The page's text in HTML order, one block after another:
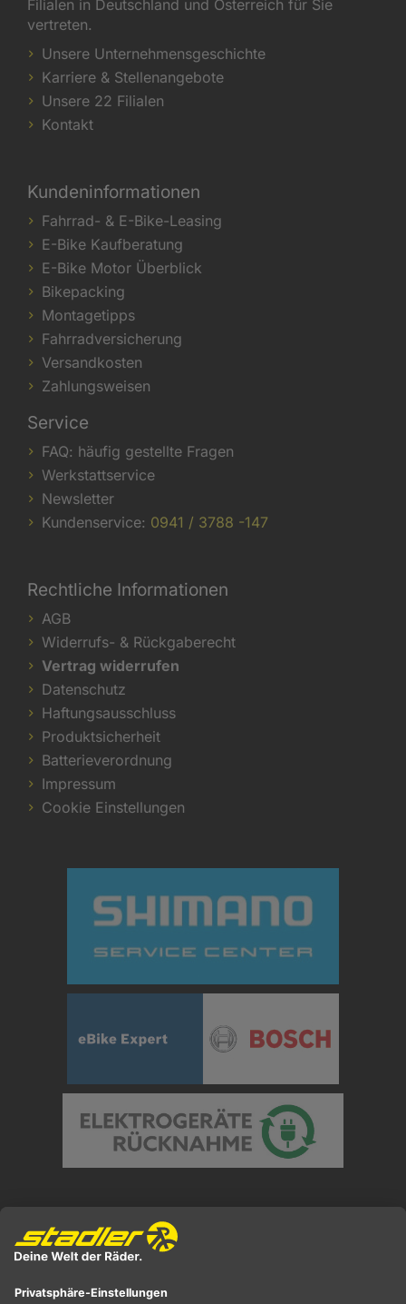
Filialen in Deutschland und Österreich für Sie
vertreten.
Unsere Unternehmensgeschichte
Karriere & Stellenangebote
Unsere 22 Filialen
Kontakt
Kundeninformationen
Fahrrad- & E-Bike-Leasing
E-Bike Kaufberatung
E-Bike Motor Überblick
Bikepacking
Montagetipps
Fahrradversicherung
Versandkosten
Zahlungsweisen
Service
FAQ: häufig gestellte Fragen
Werkstattservice
Newsletter
Kundenservice: 0941 / 3788 -147
Rechtliche Informationen
AGB
Widerrufs- & Rückgaberecht
Vertrag widerrufen
Datenschutz
Haftungsausschluss
Produktsicherheit
Batterieverordnung
Impressum
Cookie Einstellungen